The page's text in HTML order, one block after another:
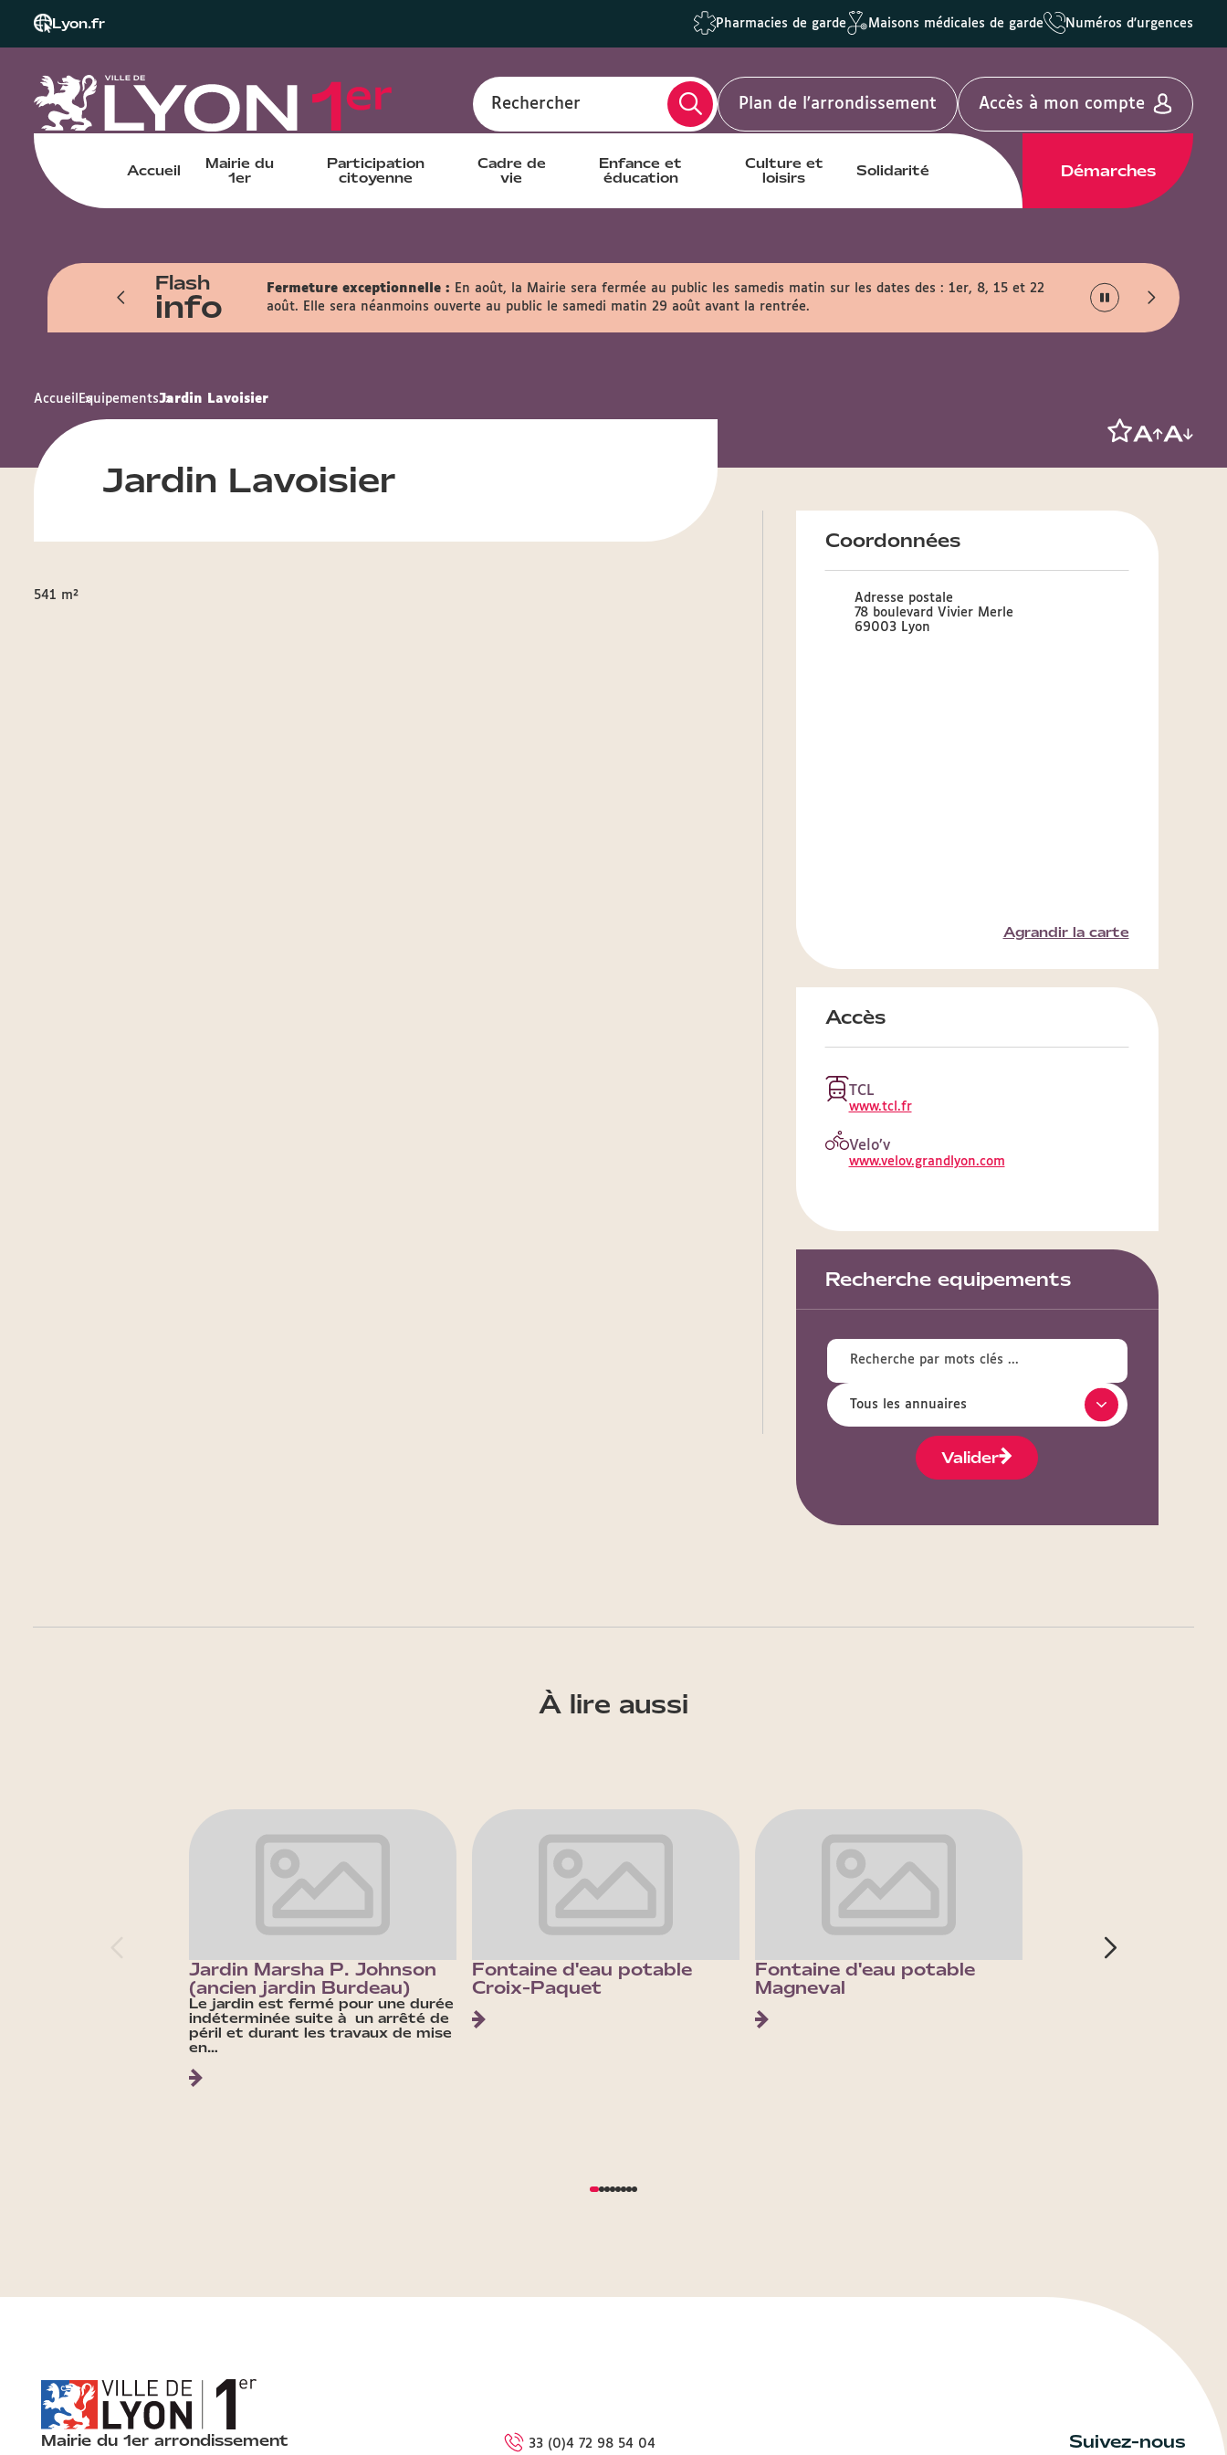
Lyon.fr Pharmacies de garde Maisons médicales de garde Numéros d'urgences
Rechercher Plan de l'arrondissement Accès à mon compte
Accueil
Mairie du
1er
Participation
citoyenne
Cadre de
vie
Enfance et
éducation
Culture et
loisirs
Solidarité Démarches
Flash
info Fermeture exceptionnelle :
En août, la Mairie sera fermée au public les samedis matin sur les dates des : 1er, 8, 15 et 22
août. Elle sera néanmoins ouverte au public le samedi matin 29 août avant la rentrée.
Horaires d'été :
Les portes seront
Accueil EquipementsJardin Lavoisier
Jardin Lavoisier
541 m²
Coordonnées
Adresse postale
78 boulevard Vivier Merle
69003 Lyon
Agrandir la carte
Accès
TCL
www.tcl.fr
Velo’v
www.velov.grandlyon.com
Recherche equipements
Valider
À lire aussi
Jardin Marsha P. Johnson
(ancien jardin Burdeau)
Le jardin est fermé pour une durée
indéterminée suite à un arrêté de
péril et durant les travaux de mise
en…
Fontaine d'eau potable
Croix-Paquet
Fontaine d'eau potable
Magneval
Mairie du 1er arrondissement 33 (0)4 72 98 54 04 Suivez-nous